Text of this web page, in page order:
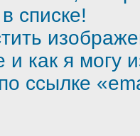
списке!
и как я могу
ссылке